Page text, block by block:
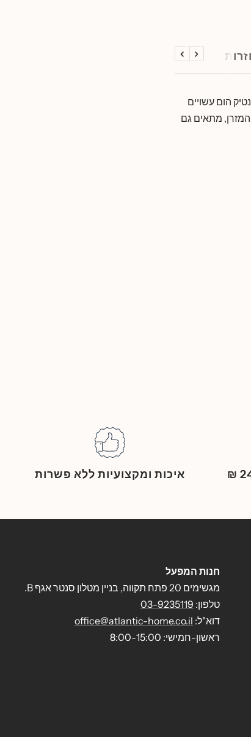
הקודם
הבא
הום עשויים
המזרן, מתאים גם
איכות ומקצועיות ללא פשרות
חנות המפעל
מגשימים 20 פתח תקווה, בניין מטלון סנטר אגף B.
טלפון: 03-9235119
דוא"ל: office@atlantic-home.co.il
ראשון-חמישי: 8:00-15:00